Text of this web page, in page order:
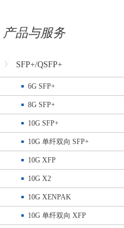
产品与服务
SFP+/QSFP+
6G SFP+
8G SFP+
10G SFP+
10G 单纤双向 SFP+
10G XFP
10G X2
10G XENPAK
10G 单纤双向 XFP